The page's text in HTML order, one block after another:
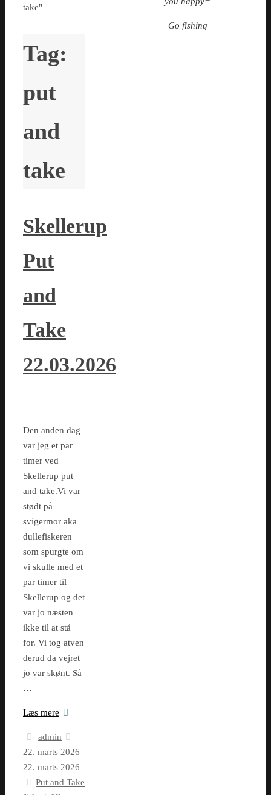
take"
Tag:
put
and
take
Skellerup
Put
and
Take
22.03.2026
Den anden dag
var jeg et par
timer ved
Skellerup put
and take.Vi var
stødt på
svigermor aka
dullefiskeren
som spurgte om
vi skulle med et
par timer til
Skellerup og det
var jo næsten
ikke til at stå
for. Vi tog atven
derud da vejret
jo var skønt. Så
…
Læs mere
admin
22. marts 2026
22. marts 2026
Put and Take
Go fishing